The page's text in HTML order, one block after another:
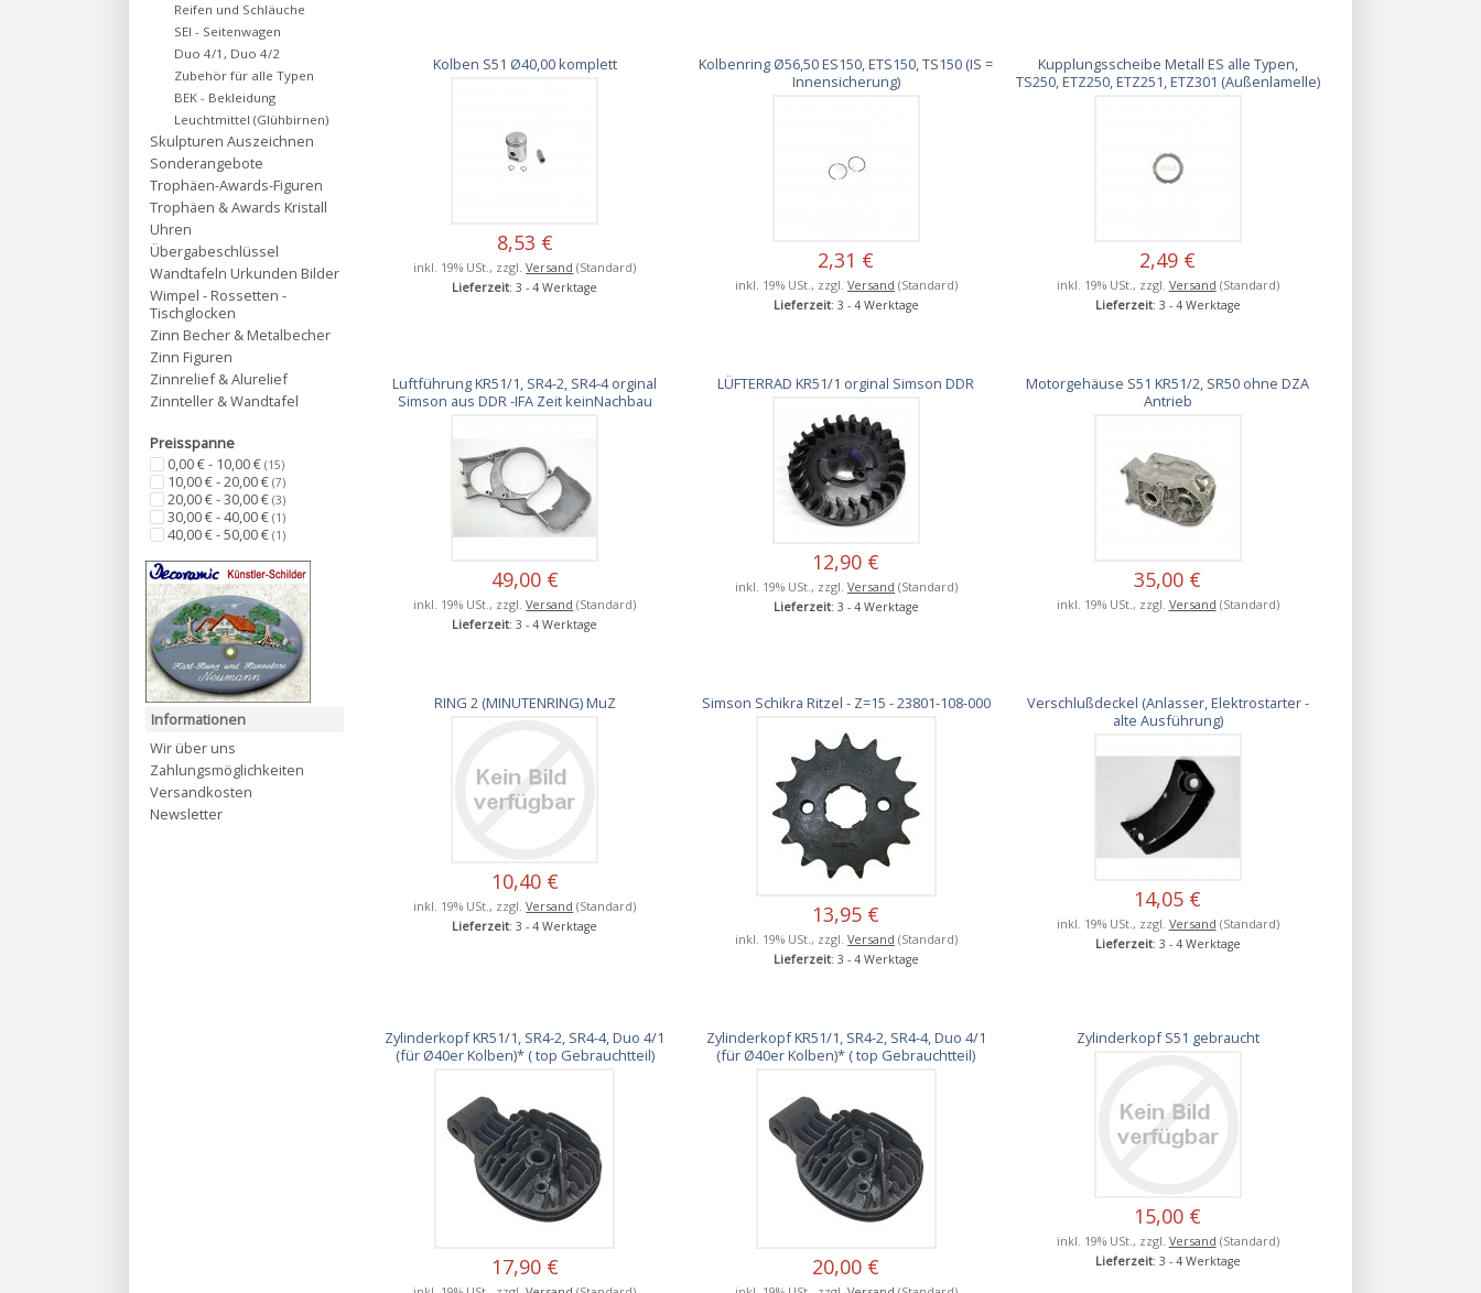
Kolben S51 Ø40,00 komplett
8,53 €
inkl. 19% USt., zzgl.Versand (Standard)
Lieferzeit: 3 - 4 Werktage
Kolbenring Ø56,50 ES150, ETS150, TS150 (IS =
Innensicherung)
2,31 €
inkl. 19% USt., zzgl. Versand (Standard)
Lieferzeit: 3 - 4 Werktage
Kupplungsscheibe Metall ES alle Typen,
TS250, ETZ250, ETZ251, ETZ301 (Außenlamelle)
2,49 €
inkl. 19% USt., zzgl. Versand (Standard)
Lieferzeit: 3 - 4 Werktage
Luftführung KR51/1, SR4-2, SR4-4 orginal
Simson aus DDR -IFA Zeit keinNachbau
49,00 €
inkl. 19% USt., zzgl.Versand (Standard)
Lieferzeit: 3 - 4 Werktage
LÜFTERRAD KR51/1 orginal Simson DDR
12,90 €
inkl. 19% USt., zzgl. Versand (Standard)
Lieferzeit: 3 - 4 Werktage
Motorgehäuse S51 KR51/2, SR50 ohne DZA
Antrieb
35,00 €
inkl. 19% USt., zzgl. Versand (Standard)
RING 2 (MINUTENRING) MuZ
10,40 €
inkl. 19% USt., zzgl.Versand (Standard)
Lieferzeit: 3 - 4 Werktage
Simson Schikra Ritzel - Z=15 - 23801-108-000
13,95 €
inkl. 19% USt., zzgl. Versand (Standard)
Lieferzeit: 3 - 4 Werktage
Verschlußdeckel (Anlasser, Elektrostarter -
alte Ausführung)
14,05 €
inkl. 19% USt., zzgl. Versand (Standard)
Lieferzeit: 3 - 4 Werktage
Zylinderkopf KR51/1, SR4-2, SR4-4, Duo 4/1
(für Ø40er Kolben)* ( top Gebrauchtteil)
17,90 €
Zylinderkopf KR51/1, SR4-2, SR4-4, Duo 4/1
(für Ø40er Kolben)* ( top Gebrauchtteil)
20,00 €
Zylinderkopf S51 gebraucht
15,00 €
inkl. 19% USt., zzgl. Versand (Standard)
Lieferzeit: 3 - 4 Werktage
Reifen und Schläuche
SEI - Seitenwagen
Duo 4/1, Duo 4/2
Zubehör für alle Typen
BEK - Bekleidung
Leuchtmittel (Glühbirnen)
Skulpturen Auszeichnen
Sonderangebote
Trophäen-Awards-Figuren
Trophäen & Awards Kristall
Uhren
Übergabeschlüssel
Wandtafeln Urkunden Bilder
Wimpel - Rossetten -
Tischglocken
Zinn Becher & Metalbecher
Zinn Figuren
Zinnrelief & Alurelief
Zinnteller & Wandtafel
Preisspanne
0,00 € - 10,00 € (15)
10,00 € - 20,00 € (7)
20,00 € - 30,00 € (3)
30,00 € - 40,00 € (1)
40,00 € - 50,00 € (1)
Informationen
Wir über uns
Zahlungsmöglichkeiten
Versandkosten
Newsletter